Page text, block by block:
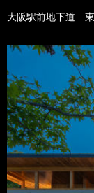
大阪駅前地下道